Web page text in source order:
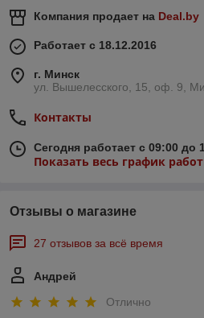
Компания продает на Deal.by
Работает с 18.12.2016
г. Минск
ул. Вышелесского, 15, оф. 9,
Контакты
Сегодня работает с 09:00 до
Показать весь график
Отзывы о магазине
27 отзывов за всё время
Андрей
Отлично